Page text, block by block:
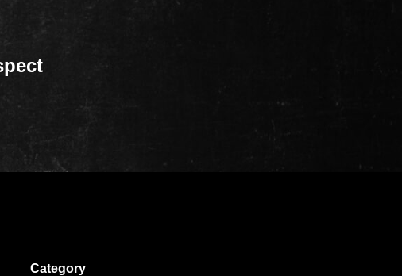
Category